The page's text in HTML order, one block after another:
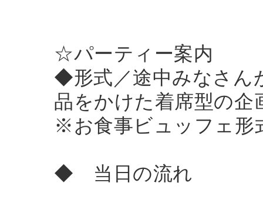
☆パーティー案内
◆形式／途中みなさん
品をかけた着席型の企
※お食事ビュッフェ形
◆ 当日の流れ